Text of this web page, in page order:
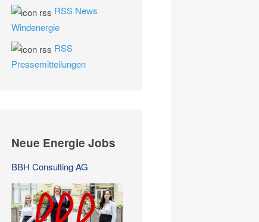
RSS News
Windenergie
RSS
Pressemitteilungen
Neue Energie Jobs
BBH Consulting AG